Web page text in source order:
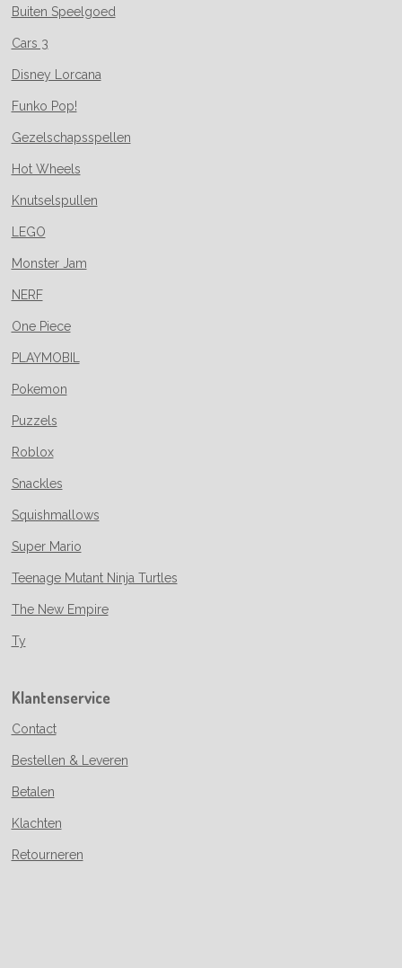
Buiten Speelgoed
Cars 3
Disney Lorcana
Funko Pop!
Gezelschapsspellen
Hot Wheels
Knutselspullen
LEGO
Monster Jam
NERF
One Piece
PLAYMOBIL
Pokemon
Puzzels
Roblox
Snackles
Squishmallows
Super Mario
Teenage Mutant Ninja Turtles
The New Empire
Ty
Klantenservice
Contact
Bestellen & Leveren
Betalen
Klachten
Retourneren